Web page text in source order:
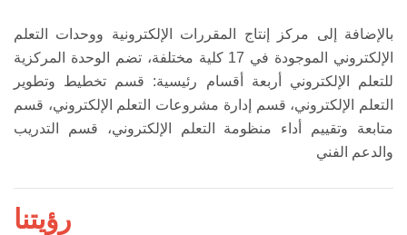
بالإضافة إلى مركز إنتاج المقررات الإلكترونية ووحدات التعلم
الإلكتروني الموجودة في 17 كلية مختلفة، تضم الوحدة المركزية
للتعلم الإلكتروني أربعة أقسام رئيسية: قسم تخطيط وتطوير
التعلم الإلكتروني، قسم إدارة مشروعات التعلم الإلكتروني، قسم
متابعة وتقييم أداء منظومة التعلم الإلكتروني، قسم التدريب
والدعم الفني
رؤيتنا